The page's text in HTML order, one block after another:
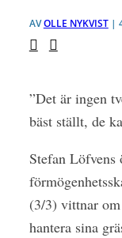
AVOLLE NYKVIST| 4
”Det är ingen
bäst ställt, de
Stefan Löfvens
(3/3) vittnar
hantera sina